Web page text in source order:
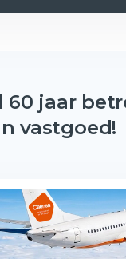
60 jaar
vastgoed!